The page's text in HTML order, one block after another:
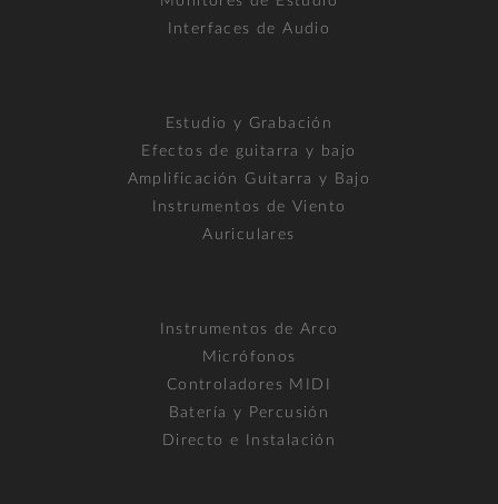
Interfaces de Audio
Estudio y Grabación
Efectos de guitarra y bajo
Amplificación Guitarra y Bajo
Instrumentos de Viento
Auriculares
Instrumentos de Arco
Micrófonos
Controladores MIDI
Batería y Percusión
Directo e Instalación